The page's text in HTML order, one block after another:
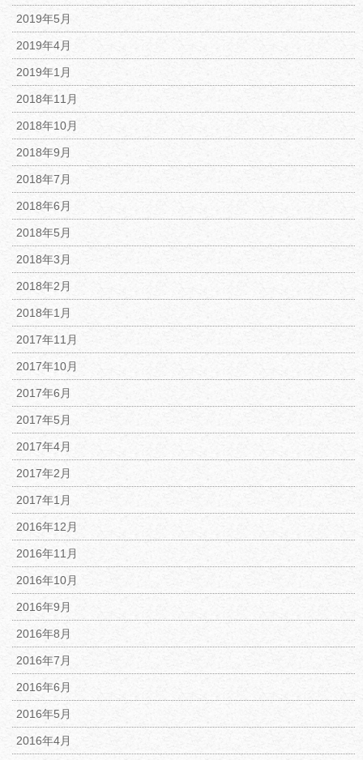
2019年5月
2019年4月
2019年1月
2018年11月
2018年10月
2018年9月
2018年7月
2018年6月
2018年5月
2018年3月
2018年2月
2018年1月
2017年11月
2017年10月
2017年6月
2017年5月
2017年4月
2017年2月
2017年1月
2016年12月
2016年11月
2016年10月
2016年9月
2016年8月
2016年7月
2016年6月
2016年5月
2016年4月